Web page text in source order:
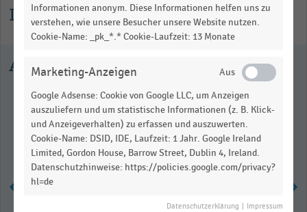
Informationen zur Statistik
Ausgewählte Statistiken
Informationen anonym. Diese Informationen helfen uns zu
verstehen, wie unsere Besucher unsere Website nutzen.
Cookie-Name: _pk_*.* Cookie-Laufzeit: 13 Monate
Marketing-Anzeigen
Google Adsense: Cookie von Google LLC, um Anzeigen
auszuliefern und um statistische Informationen (z. B. Klick-
und Anzeigeverhalten) zu erfassen und auszuwerten.
Cookie-Name: DSID, IDE, Laufzeit: 1 Jahr. Google Ireland
Limited, Gordon House, Barrow Street, Dublin 4, Ireland.
Datenschutzhinweise: https://policies.google.com/privacy?
hl=de
Datenschutzerklärung Impressum